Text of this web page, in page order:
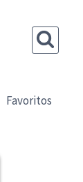
Favoritos